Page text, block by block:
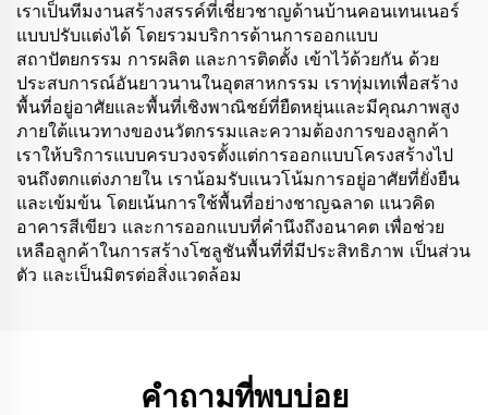
เราเป็นทีมงานสร้างสรรค์ที่เชี่ยวชาญด้านบ้านคอนเทนเนอร์
แบบปรับแต่งได้ โดยรวมบริการด้านการออกแบบ
สถาปัตยกรรม การผลิต และการติดตั้ง เข้าไว้ด้วยกัน ด้วย
ประสบการณ์อันยาวนานในอุตสาหกรรม เราทุ่มเทเพื่อสร้าง
พื้นที่อยู่อาศัยและพื้นที่เชิงพาณิชย์ที่ยืดหยุ่นและมีคุณภาพสูง
ภายใต้แนวทางของนวัตกรรมและความต้องการของลูกค้า
เราให้บริการแบบครบวงจรตั้งแต่การออกแบบโครงสร้างไป
จนถึงตกแต่งภายใน เราน้อมรับแนวโน้มการอยู่อาศัยที่ยั่งยืน
และเข้มข้น โดยเน้นการใช้พื้นที่อย่างชาญฉลาด แนวคิด
อาคารสีเขียว และการออกแบบที่คำนึงถึงอนาคต เพื่อช่วย
เหลือลูกค้าในการสร้างโซลูชันพื้นที่ที่มีประสิทธิภาพ เป็นส่วน
ตัว และเป็นมิตรต่อสิ่งแวดล้อม
คำถามที่พบบ่อย